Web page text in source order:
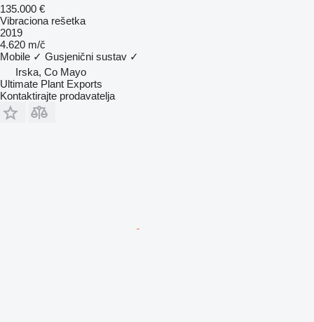
135.000 €
Vibraciona rešetka
2019
4.620 m/č
Mobile ✓ Gusjenični sustav ✓
Irska, Co Mayo
Ultimate Plant Exports
Kontaktirajte prodavatelja